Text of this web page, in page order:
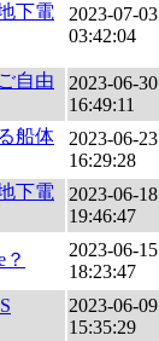
下電
2023-07-03
03:42:04
自由
2023-06-30
16:49:11
船体
2023-06-23
16:29:28
下電
2023-06-18
19:46:47
？
2023-06-15
18:23:47
2023-06-09
15:35:29